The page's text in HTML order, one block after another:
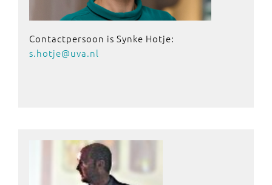
Contactpersoon is Synke Hotje:
s.hotje@uva.nl